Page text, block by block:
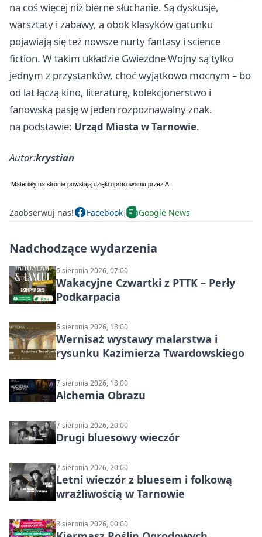
na coś więcej niż bierne słuchanie. Są dyskusje,
warsztaty i zabawy, a obok klasyków gatunku
pojawiają się też nowsze nurty fantasy i science
fiction. W takim układzie Gwiezdne Wojny są tylko
jednym z przystanków, choć wyjątkowo mocnym – bo
od lat łączą kino, literaturę, kolekcjonerstwo i
fanowską pasję w jeden rozpoznawalny znak.
na podstawie: Urząd Miasta w Tarnowie.
Autor:krystian
Zaobserwuj nas! Facebook Google News
Nadchodzące wydarzenia
6 sierpnia 2026, 07:00
Wakacyjne Czwartki z PTTK – Perły
Podkarpacia
6 sierpnia 2026, 18:00
Wernisaż wystawy malarstwa i
rysunku Kazimierza Twardowskiego
7 sierpnia 2026, 18:00
Alchemia Obrazu
7 sierpnia 2026, 20:00
Drugi bluesowy wieczór
7 sierpnia 2026, 20:00
Letni wieczór z bluesem i folkową
wrażliwością w Tarnowie
8 sierpnia 2026, 00:00